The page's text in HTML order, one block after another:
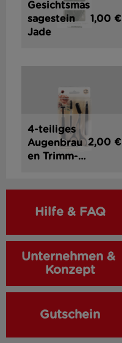
Gesichtsmas
sagestein
Jade
1,00 €
4-teiliges
Augenbrau
en Trimm-
2,00 €
Hilfe & FAQ
Unternehmen &
Konzept
Gutschein